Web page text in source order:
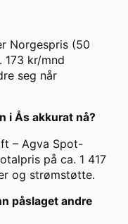
Norgespris (50
kr/mnd
seg når
i Ås akkurat nå?
– Agva Spot-
på ca. 1 417
og strømstøtte.
påslaget andre